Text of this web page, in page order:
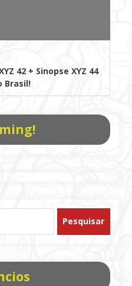
42 + Sinopse XYZ 44
Brasil!